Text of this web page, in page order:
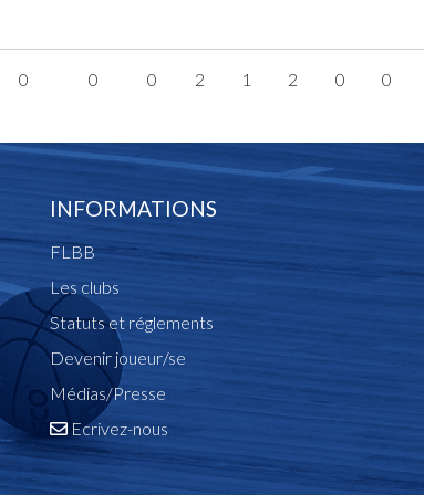
0 0 0 2 1 2 0 0
INFORMATIONS
FLBB
Les clubs
Statuts et réglements
Devenir joueur/se
Médias/Presse
Ecrivez-nous